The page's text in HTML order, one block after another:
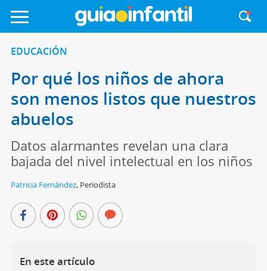
EDUCACIÓN
Por qué los niños de ahora
son menos listos que nuestros
abuelos
Datos alarmantes revelan una clara
bajada del nivel intelectual en los niños
Patricia Fernández, Periodista
En este artículo